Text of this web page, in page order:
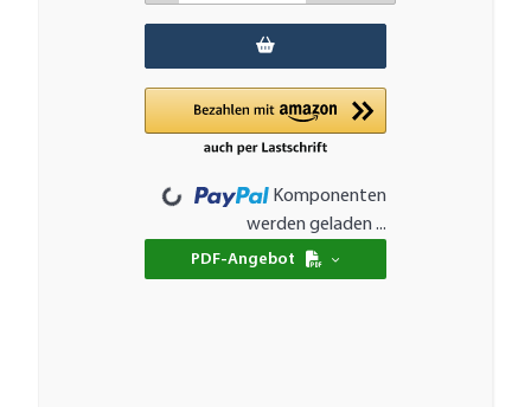
Loading...
Komponenten
werden geladen ...
PDF-Angebot